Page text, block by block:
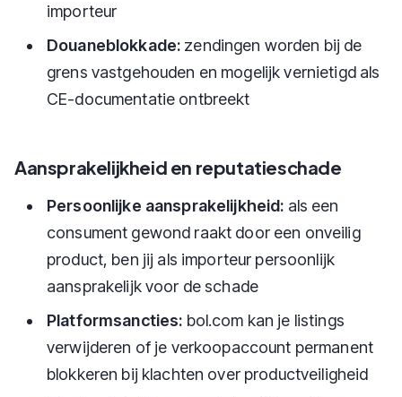
importeur
Douaneblokkade: zendingen worden bij de
grens vastgehouden en mogelijk vernietigd als
CE-documentatie ontbreekt
Aansprakelijkheid en reputatieschade
Persoonlijke aansprakelijkheid: als een
consument gewond raakt door een onveilig
product, ben jij als importeur persoonlijk
aansprakelijk voor de schade
Platformsancties: bol.com kan je listings
verwijderen of je verkoopaccount permanent
blokkeren bij klachten over productveiligheid